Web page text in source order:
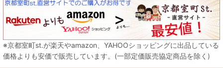
※京都室町st.が楽天やamazon、YAHOOショッピングに出品している
価格よりも安価で販売しています。(一部定価販売協定商品を除く)